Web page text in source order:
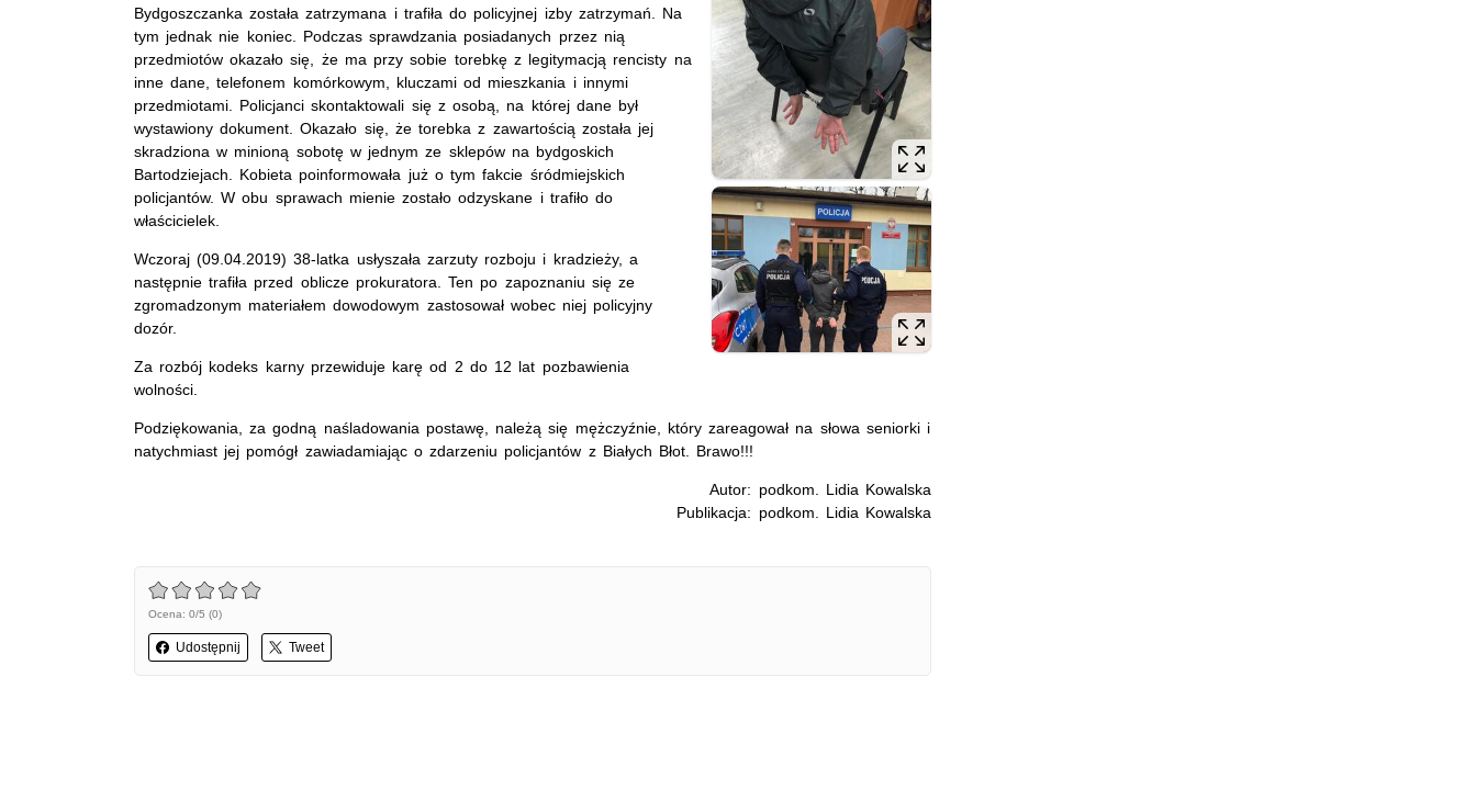
Bydgoszczanka została zatrzymana i trafiła do policyjnej izby zatrzymań. Na
tym jednak nie koniec. Podczas sprawdzania posiadanych przez nią
przedmiotów okazało się, że ma przy sobie torebkę z legitymacją rencisty na
inne dane, telefonem komórkowym, kluczami od mieszkania i innymi
przedmiotami. Policjanci skontaktowali się z osobą, na której dane był
wystawiony dokument. Okazało się, że torebka z zawartością została jej
skradziona w minioną sobotę w jednym ze sklepów na bydgoskich
Bartodziejach. Kobieta poinformowała już o tym fakcie śródmiejskich
policjantów. W obu sprawach mienie zostało odzyskane i trafiło do
właścicielek.
Wczoraj (09.04.2019) 38-latka usłyszała zarzuty rozboju i kradzieży, a
następnie trafiła przed oblicze prokuratora. Ten po zapoznaniu się ze
zgromadzonym materiałem dowodowym zastosował wobec niej policyjny
dozór.
Za rozbój kodeks karny przewiduje karę od 2 do 12 lat pozbawienia
wolności.
Podziękowania, za godną naśladowania postawę, należą się mężczyźnie, który zareagował na słowa seniorki i
natychmiast jej pomógł zawiadamiając o zdarzeniu policjantów z Białych Błot. Brawo!!!
Autor: podkom. Lidia Kowalska
Publikacja: podkom. Lidia Kowalska
Ocena: 0/5 (0)
Udostępnij Tweet